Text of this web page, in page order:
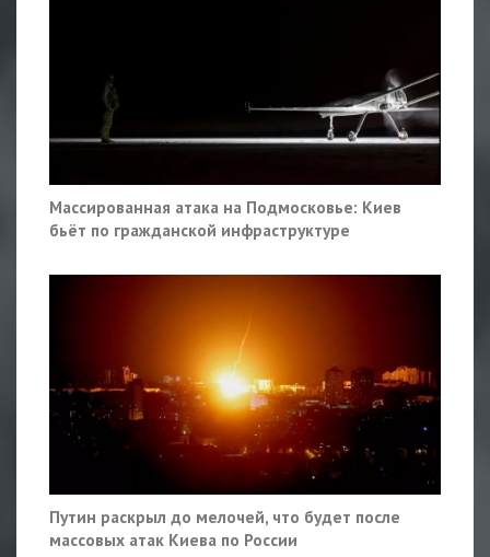
Массированная атака на Подмосковье: Киев
бьёт по гражданской инфраструктуре
Путин раскрыл до мелочей, что будет после
массовых атак Киева по России